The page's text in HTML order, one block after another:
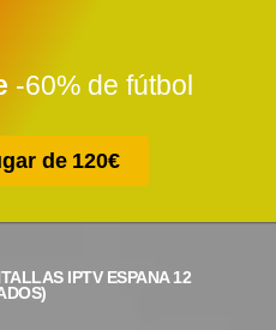
-60% de fútbol
de 120€
IPTV ESPANA 12